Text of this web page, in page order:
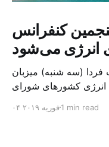
کنفرانس
انرژی می‌شود
(سه شنبه) میزبان
انرژی کشورهای شورای
گاز در این کنفرانس
۰۴ فوریه ۲۰۱۹1 min read